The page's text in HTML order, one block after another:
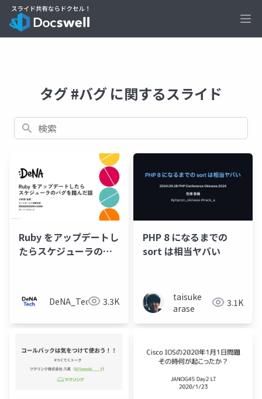
タグ #バグ に関するスライド
検索
Ruby をアップデートし
たらスケジューラのバ
DeNA_Tech 3.3K
PHP 8 になるまでの
sort は相当ヤバい
taisuke
arase
3.1K